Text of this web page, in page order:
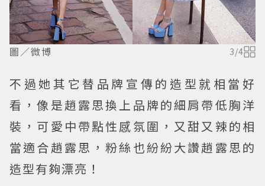
圖／微博 3/4
不過她其它替品牌宣傳的造型就相當好
看，像是趙露思換上品牌的細肩帶低胸洋
裝，可愛中帶點性感氛圍，又甜又辣的相
當適合趙露思，粉絲也紛紛大讚趙露思的
造型有夠漂亮！